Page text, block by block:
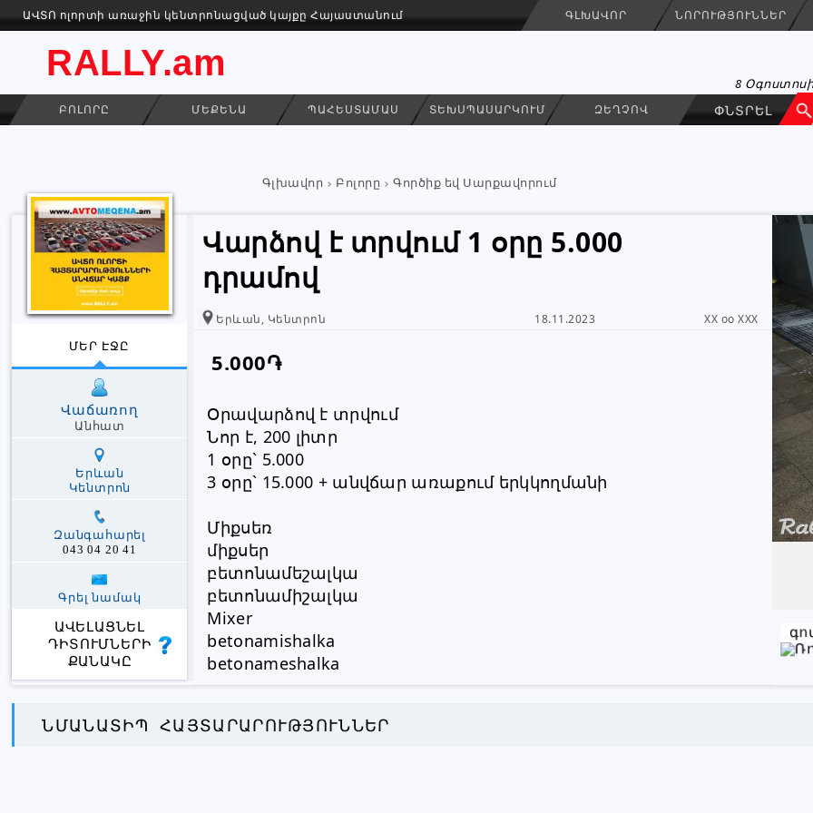
ԱՎՏՈ ոլորտի առաջին կենտրոնացված կայքը Հայաստանում ԳԼԽԱՎՈՐ ՆՈՐՈՒԹՅՈՒՆՆԵՐ
RALLY.am
8
ԲՈԼՈՐԸ ՄԵՔԵՆԱ ՊԱՀԵՍՏԱՄԱՍ ՏԵԽՍՊԱՍԱՐԿՈՒՄ ԶԵՂՉՈՎ
Գլխավոր Բոլորը Գործիք եվ Սարքավորում
Վարձով է տրվում 1 օրը 5.000
դրամով
Երևան, Կենտրոն 18.11.2023 XX oo XXX
5.000֏
Օրավարձով է տրվում
Նոր է, 200 լիտր
1 օրը` 5.000
3 օրը` 15.000 + անվճար առաքում երկկողմանի
Միքսեռ
միքսեր
բետոնամեշալկա
բետոնամիշալկա
Mixer
betonamishalka
betonameshalka
ՄԵՐ ԷՋԸ
Վաճառող
Անհատ
Երևան
Կենտրոն
Զանգահարել
043 04 20 41
Գրել նամակ
ԱՎԵԼԱՑՆԵԼ
ԴԻՏՈՒՄՆԵՐԻ
ՔԱՆԱԿԸ
վերցրել եք www.RALLY.am կայքից
ԳՐԵԼ ՆԱՄԱԿ
ՆՄԱՆԱՏԻՊ ՀԱՅՏԱՐԱՐՈՒԹՅՈՒՆՆԵՐ